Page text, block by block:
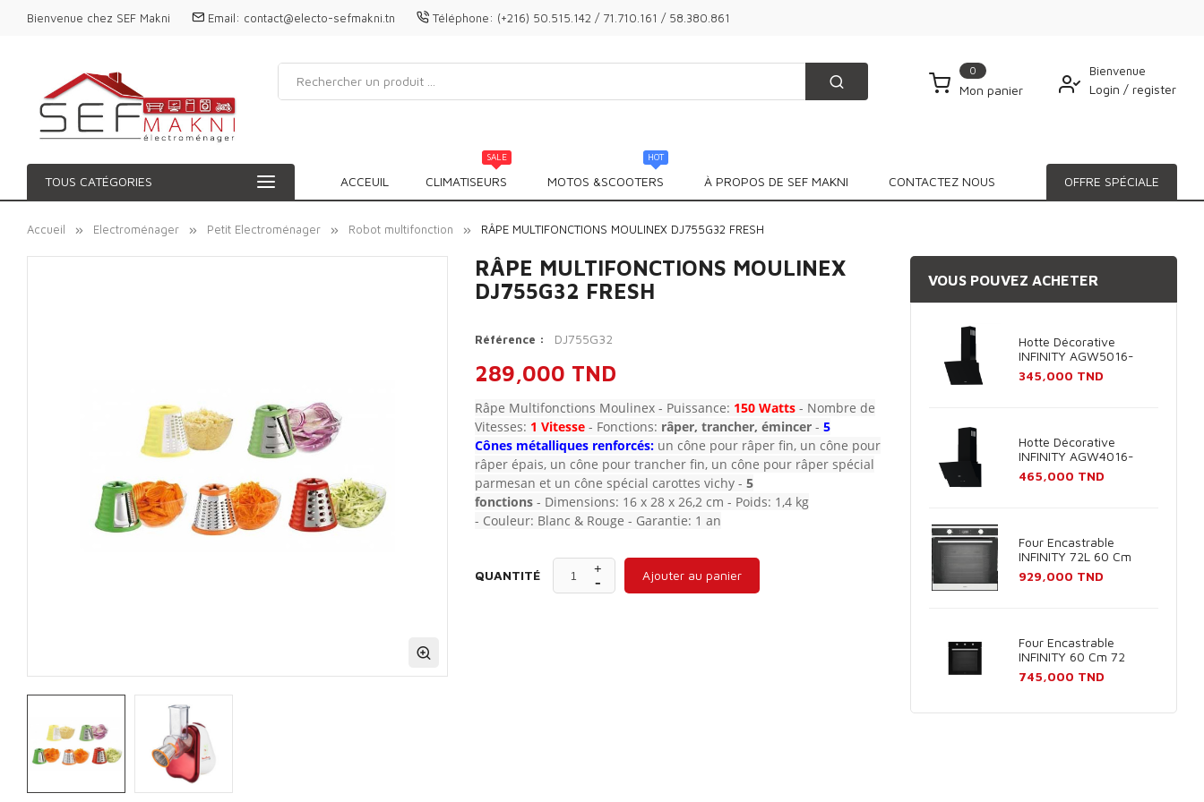
Bienvenue chez SEF Makni Email: contact@electo-sefmakni.tn Téléphone: (+216) 50.515.142 / 71.710.161 / 58.380.861
0
Mon panier
Bienvenue
Login/ register
TOUS CATÉGORIES ACCEUIL
SALE
CLIMATISEURS
HOT
MOTOS &SCOOTERS À PROPOS DE SEF MAKNI CONTACTEZ NOUS OFFRE SPÉCIALE
Accueil Electroménager Petit Electroménager Robot multifonction RÂPE MULTIFONCTIONS MOULINEX DJ755G32 FRESH
RÂPE MULTIFONCTIONS MOULINEX
DJ755G32 FRESH
Référence : DJ755G32
289,000 TND
Râpe Multifonctions Moulinex - Puissance: 150 Watts - Nombre de
Vitesses: 1 Vitesse - Fonctions: râper, trancher, émincer - 5
Cônes métalliques renforcés: un cône pour râper fin, un cône pour
râper épais, un cône pour trancher fin, un cône pour râper spécial
parmesan et un cône spécial carottes vichy - 5
fonctions - Dimensions: 16 x 28 x 26,2 cm - Poids: 1,4 kg
- Couleur: Blanc & Rouge - Garantie: 1 an
QUANTITÉ Ajouter au panier
VOUS POUVEZ ACHETER
Hotte Décorative
INFINITY AGW5016-
60B 60cm - Noir
Prix
345,000 TND
Hotte Décorative
INFINITY AGW4016-
60B 60cm - Noir
Prix
465,000 TND
Four Encastrable
INFINITY 72L 60 Cm
Inox
Prix
929,000 TND
Four Encastrable
INFINITY 60 Cm 72
Litres Noir
Prix
745,000 TND